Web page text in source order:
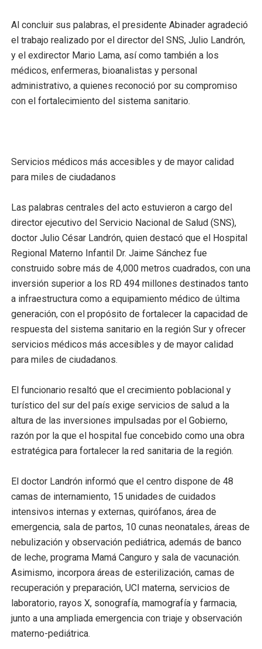
Al concluir sus palabras, el presidente Abinader agradeció
el trabajo realizado por el director del SNS, Julio Landrón,
y el exdirector Mario Lama, así como también a los
médicos, enfermeras, bioanalistas y personal
administrativo, a quienes reconoció por su compromiso
con el fortalecimiento del sistema sanitario.
Servicios médicos más accesibles y de mayor calidad
para miles de ciudadanos
Las palabras centrales del acto estuvieron a cargo del
director ejecutivo del Servicio Nacional de Salud (SNS),
doctor Julio César Landrón, quien destacó que el Hospital
Regional Materno Infantil Dr. Jaime Sánchez fue
construido sobre más de 4,000 metros cuadrados, con una
inversión superior a los RD 494 millones destinados tanto
a infraestructura como a equipamiento médico de última
generación, con el propósito de fortalecer la capacidad de
respuesta del sistema sanitario en la región Sur y ofrecer
servicios médicos más accesibles y de mayor calidad
para miles de ciudadanos.
El funcionario resaltó que el crecimiento poblacional y
turístico del sur del país exige servicios de salud a la
altura de las inversiones impulsadas por el Gobierno,
razón por la que el hospital fue concebido como una obra
estratégica para fortalecer la red sanitaria de la región.
El doctor Landrón informó que el centro dispone de 48
camas de internamiento, 15 unidades de cuidados
intensivos internas y externas, quirófanos, área de
emergencia, sala de partos, 10 cunas neonatales, áreas de
nebulización y observación pediátrica, además de banco
de leche, programa Mamá Canguro y sala de vacunación.
Asimismo, incorpora áreas de esterilización, camas de
recuperación y preparación, UCI materna, servicios de
laboratorio, rayos X, sonografía, mamografía y farmacia,
junto a una ampliada emergencia con triaje y observación
materno-pediátrica.